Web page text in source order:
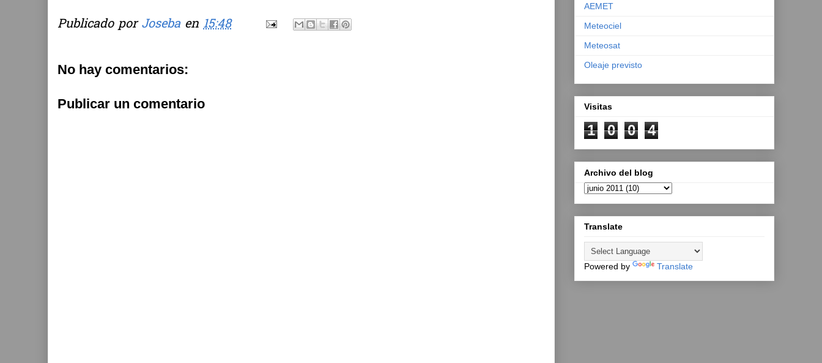
Publicado porJoseba en 15:48
No hay comentarios:
Publicar un comentario
AEMET
Meteociel
Meteosat
Oleaje previsto
Visitas
1 0 0 4
Archivo del blog
Translate
Powered by Translate